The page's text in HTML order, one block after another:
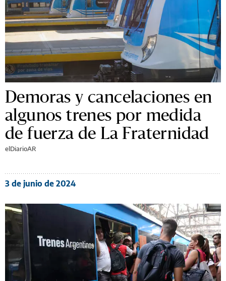
Demoras y cancelaciones en
algunos trenes por medida
de fuerza de La Fraternidad
elDiarioAR
3 de junio de 2024